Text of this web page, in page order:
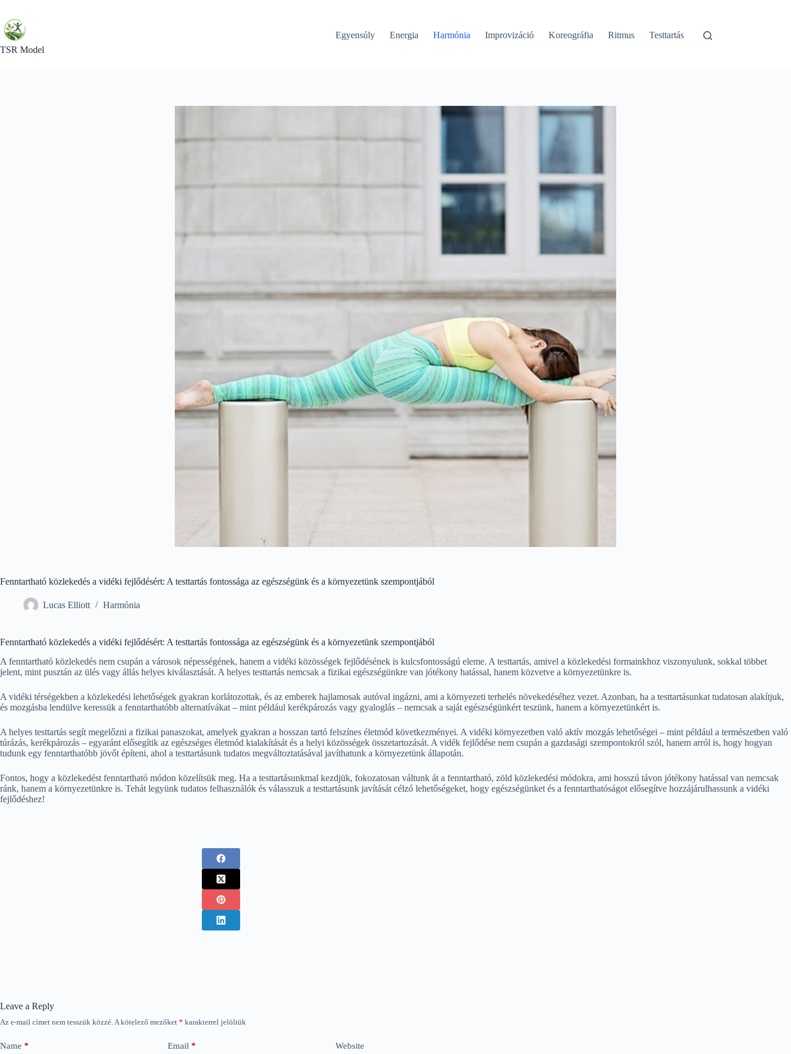
content
TSR Model
Egyensúly Energia Harmónia Improvizáció Koreográfia Ritmus Testtartás
Fenntartható közlekedés a vidéki fejlődésért: A testtartás fontossága az egészségünk és a környezetünk szempontjából
Lucas Elliott Harmónia
Fenntartható közlekedés a vidéki fejlődésért: A testtartás fontossága az egészségünk és a környezetünk szempontjából
A fenntartható közlekedés nem csupán a városok népességének, hanem a vidéki közösségek fejlődésének is kulcsfontosságú eleme. A testtartás, amivel a közlekedési formainkhoz viszonyulunk, sokkal többet
jelent, mint pusztán az ülés vagy állás helyes kiválasztását. A helyes testtartás nemcsak a fizikai egészségünkre van jótékony hatással, hanem közvetve a környezetünkre is.
A vidéki térségekben a közlekedési lehetőségek gyakran korlátozottak, és az emberek hajlamosak autóval ingázni, ami a környezeti terhelés növekedéséhez vezet. Azonban, ha a testtartásunkat tudatosan alakítjuk,
és mozgásba lendülve keressük a fenntarthatóbb alternatívákat – mint például kerékpározás vagy gyaloglás – nemcsak a saját egészségünkért teszünk, hanem a környezetünkért is.
A helyes testtartás segít megelőzni a fizikai panaszokat, amelyek gyakran a hosszan tartó felszínes életmód következményei. A vidéki környezetben való aktív mozgás lehetőségei – mint például a természetben való
túrázás, kerékpározás – egyaránt elősegítik az egészséges életmód kialakítását és a helyi közösségek összetartozását. A vidék fejlődése nem csupán a gazdasági szempontokról szól, hanem arról is, hogy hogyan
tudunk egy fenntarthatóbb jövőt építeni, ahol a testtartásunk tudatos megváltoztatásával javíthatunk a környezetünk állapotán.
Fontos, hogy a közlekedést fenntartható módon közelítsük meg. Ha a testtartásunkmal kezdjük, fokozatosan váltunk át a fenntartható, zöld közlekedési módokra, ami hosszú távon jótékony hatással van nemcsak
ránk, hanem a környezetünkre is. Tehát legyünk tudatos felhasználók és válasszuk a testtartásunk javítását célzó lehetőségeket, hogy egészségünket és a fenntarthatóságot elősegítve hozzájárulhassunk a vidéki
fejlődéshez!
Leave a Reply
Az e-mail címet nem tesszük közzé. A kötelező mezőket * karakterrel jelöltük
Name * Email * Website